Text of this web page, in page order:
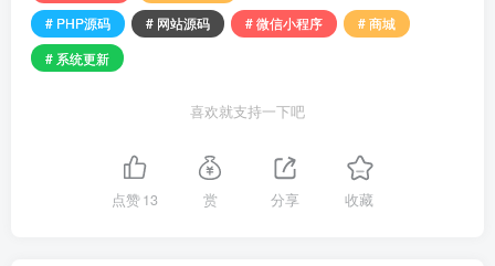
# PHP源码
# 网站源码 # 微信小程序
# 商城
# 系统更新
喜欢就支持一下吧
点赞13 赏 分享 收藏